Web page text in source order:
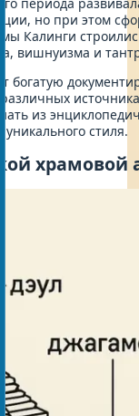
но при этом
Калинги
вишнуизма и
богатую
из
стиля.
храмовой